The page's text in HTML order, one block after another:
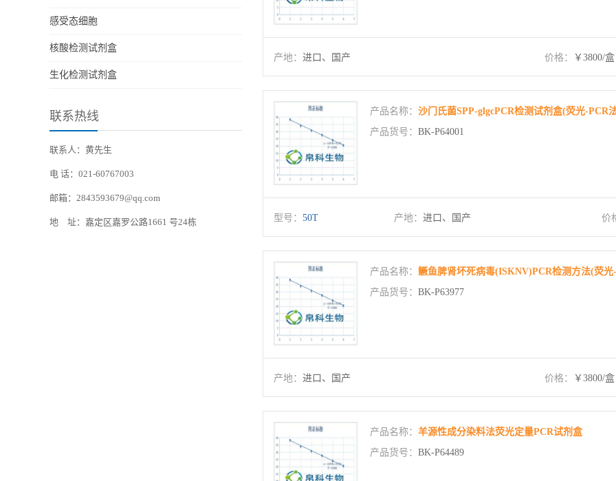
感受态细胞
核酸检测试剂盒
生化检测试剂盒
联系热线
联系人：黄先生
电 话：021-60767003
邮箱：2843593679@qq.com
地 址：嘉定区嘉罗公路1661 号24栋
产地： 进口、国产 价格： ￥3800/盒
产品名称： 沙门氏菌SPP-glgcPCR检测试剂盒(荧光-PCR
产品货号： BK-P64001
型号： 50T 产地： 进口、国产 价
产品名称： 鳜鱼脾肾坏死病毒(ISKNV)PCR检测方法(荧光
产品货号： BK-P63977
产地： 进口、国产 价格： ￥3800/盒
产品名称： 羊源性成分染料法荧光定量PCR试剂盒
产品货号： BK-P64489